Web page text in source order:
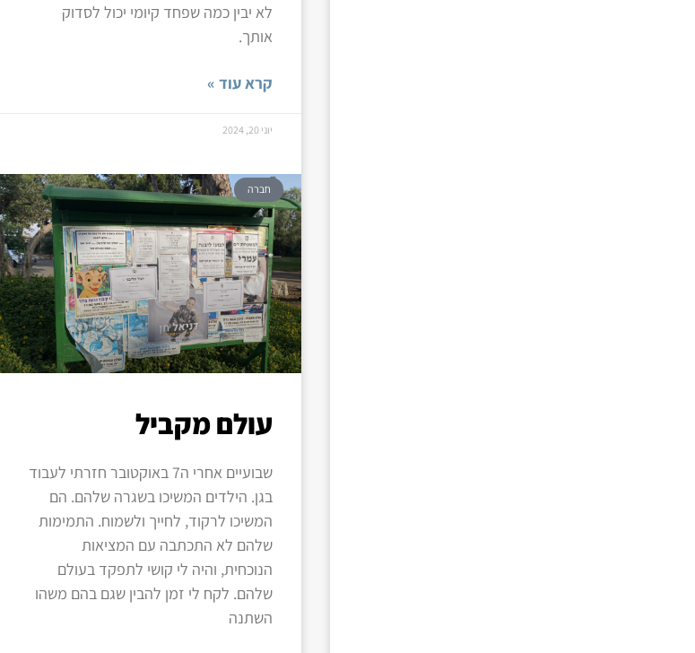
לא יבין כמה שפחד קיומי יכול לסדוק
אותך.
קרא עוד »
יוני 20, 2024
חברה
עולם מקביל
שבועיים אחרי ה7 באוקטובר חזרתי לעבוד
בגן. הילדים המשיכו בשגרה שלהם. הם
המשיכו לרקוד, לחייך ולשמוח. התמימות
שלהם לא התכתבה עם המציאות
הנוכחית, והיה לי קושי לתפקד בעולם
שלהם. לקח לי זמן להבין שגם בהם משהו
השתנה